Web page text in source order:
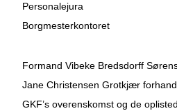
Personalejura
Borgmesterkontoret
Formand Vibeke Bredsdorff
Jane Christensen Grotkjær
GKF’s overenskomst og de